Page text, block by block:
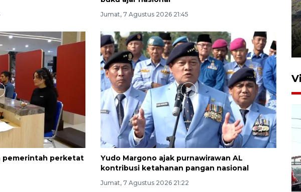
Jumat, 7 Agustus 2026 21:45
pemerintah perketat
Yudo Margono ajak purnawirawan AL
kontribusi ketahanan pangan nasional
Jumat, 7 Agustus 2026 21:22
Penyusutan debit air Sungai
Batang Tembesi di Jambi
3 Agustus 2026 10:57
Wamen PKP usulkan
Perumnas perkuat